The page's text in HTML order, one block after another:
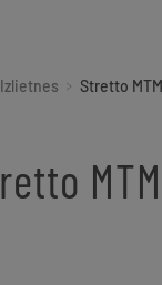
Izlietnes Stretto MTM
MTM